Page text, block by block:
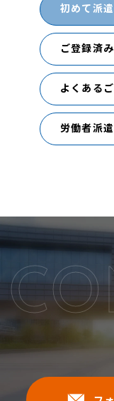
初めて派
ご登録済
よくある
労働者派